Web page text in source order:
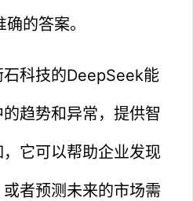
的答案。
石科技的DeepSeek能
趋势和异常，提供智
它可以帮助企业发现
者预测未来的市场需